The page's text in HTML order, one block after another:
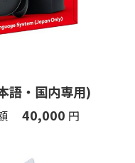
・国内専用)
40,000 円